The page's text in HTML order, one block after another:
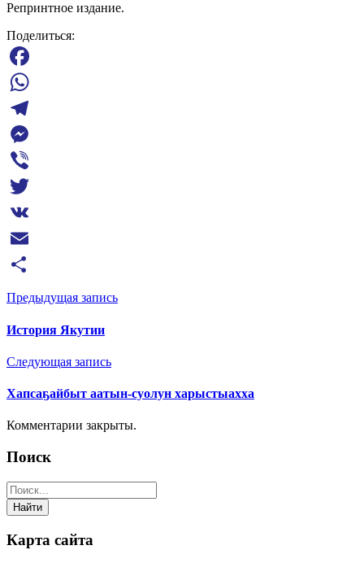
Репринтное издание.
Поделиться:
Facebook
WhatsApp
Telegram
Messenger
Viber
Twitter
VK
Email
Отправить
Предыдущая запись
История Якутии
Следующая запись
Хапсаҕайбыт аатын-суолун харыстыахха
Комментарии закрыты.
Поиск
Карта сайта